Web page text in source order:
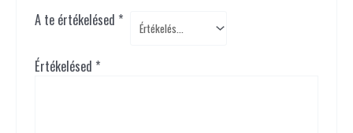
A te értékelésed *
Értékelésed *